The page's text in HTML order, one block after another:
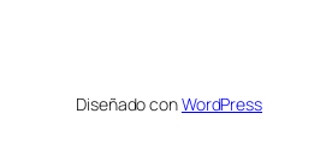
Diseñado conWordPress